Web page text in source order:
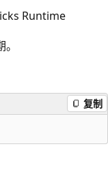
Runtime
复制